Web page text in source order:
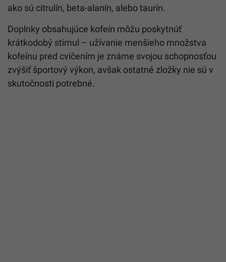
ako sú citrulín, beta-alanín, alebo taurín.
Doplnky obsahujúce kofeín môžu poskytnúť
krátkodobý stimul – užívanie menšieho množstva
kofeínu pred cvičením je známe svojou schopnosťou
zvýšiť športový výkon, avšak ostatné zložky nie sú v
skutočnosti potrebné.